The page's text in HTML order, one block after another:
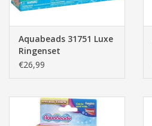
Aquabeads 31751 Luxe
Ringenset
€26,99